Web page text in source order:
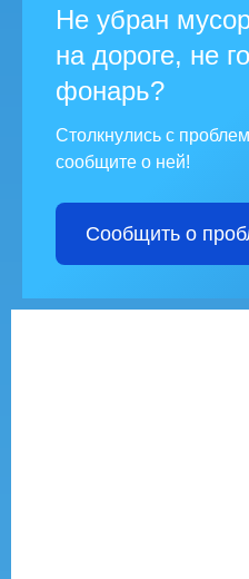
Не убран
на дороге, не
фонарь?
Столкнулись с
сообщите о ней!
Сообщить о